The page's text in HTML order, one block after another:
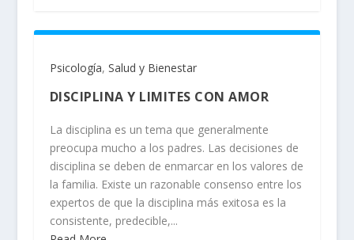
Psicología, Salud y Bienestar
DISCIPLINA Y LIMITES CON AMOR
La disciplina es un tema que generalmente
preocupa mucho a los padres. Las decisiones de
disciplina se deben de enmarcar en los valores de
la familia. Existe un razonable consenso entre los
expertos de que la disciplina más exitosa es la
consistente, predecible,...